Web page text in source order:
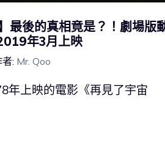
最後的真相竟是？！劇場
年3月上映
: Mr. Qoo
年上映的電影《再見了宇宙